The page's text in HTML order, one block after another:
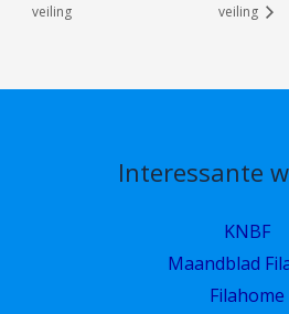
veiling
veiling
Interessante
KNBF
Maandblad
Filahome